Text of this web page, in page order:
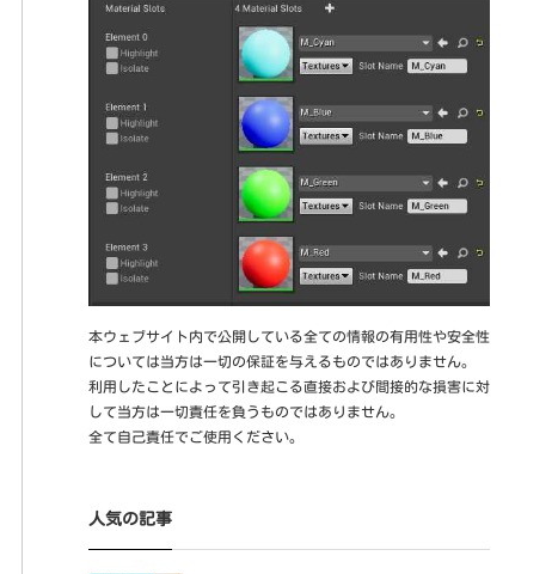
本ウェブサイト内で公開している全ての情報の有用性や安全性
については当方は一切の保証を与えるものではありません。
利用したことによって引き起こる直接および間接的な損害に対
して当方は一切責任を負うものではありません。
全て自己責任でご使用ください。
人気の記事